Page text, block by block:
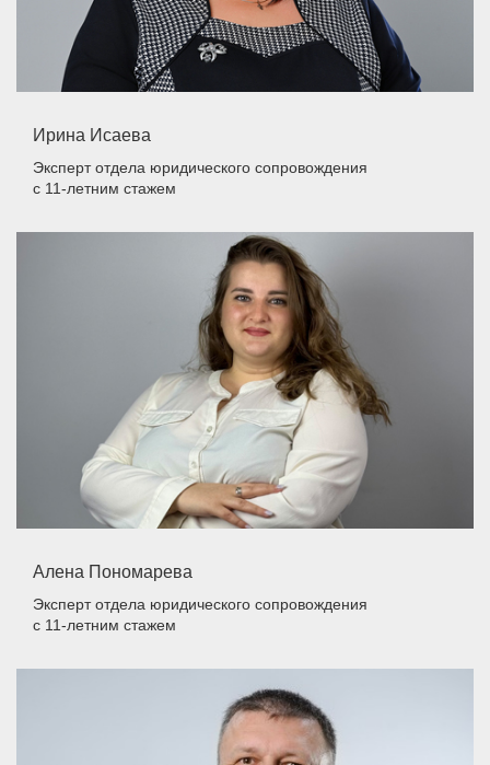
Ирина Исаева
Эксперт отдела юридического сопровождения
с 11-летним стажем
Алена Пономарева
Эксперт отдела юридического сопровождения
с 11-летним стажем